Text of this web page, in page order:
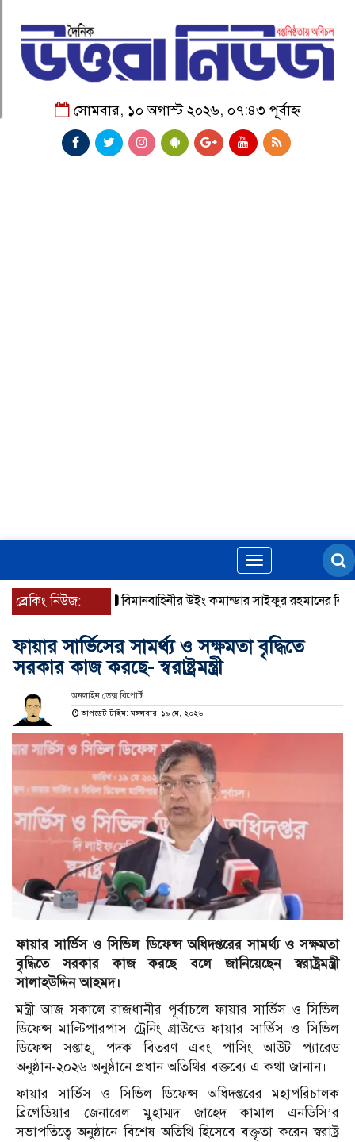
সোমবার, ১০ অগাস্ট ২০২৬, ০৭:৪৩ পূর্বাহ্ন
Toggle
navigation
ব্রেকিং নিউজ: বিমানবাহিনীর উইং কমান্ডার সাইফুর রহমানের বিরুদ্ধে
ফায়ার সার্ভিসের সামর্থ্য ও সক্ষমতা বৃদ্ধিতে
সরকার কাজ করছে- স্বরাষ্ট্রমন্ত্রী
অনলাইন ডেক্স রিপোর্ট
আপডেট টাইম: মঙ্গলবার, ১৯ মে, ২০২৬
ফায়ার সার্ভিস ও সিভিল ডিফেন্স অধিদপ্তরের সামর্থ্য ও সক্ষমতা
বৃদ্ধিতে সরকার কাজ করছে বলে জানিয়েছেন স্বরাষ্ট্রমন্ত্রী
সালাহউদ্দিন আহমদ।
মন্ত্রী আজ সকালে রাজধানীর পূর্বাচলে ফায়ার সার্ভিস ও সিভিল
ডিফেন্স মাল্টিপারপাস ট্রেনিং গ্রাউন্ডে ফায়ার সার্ভিস ও সিভিল
ডিফেন্স সপ্তাহ, পদক বিতরণ এবং পাসিং আউট প্যারেড
অনুষ্ঠান-২০২৬ অনুষ্ঠানে প্রধান অতিথির বক্তব্যে এ কথা জানান।
ফায়ার সার্ভিস ও সিভিল ডিফেন্স অধিদপ্তরের মহাপরিচালক
ব্রিগেডিয়ার জেনারেল মুহাম্মদ জাহেদ কামাল এনডিসি’র
সভাপতিত্বে অনুষ্ঠানে বিশেষ অতিথি হিসেবে বক্তৃতা করেন স্বরাষ্ট্র